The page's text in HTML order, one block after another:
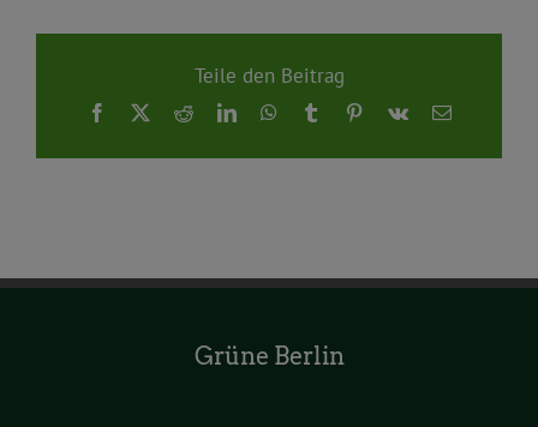
Teile den Beitrag
Facebook
X RedditLinkedInWhatsApp
TumblrPinterest
Vk
E-
Grüne Berlin